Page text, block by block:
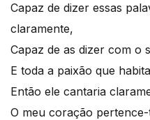
Capaz de dizer essas
claramente,
Capaz de as dizer com o
E toda a paixão que
Então ele cantaria
O meu coração